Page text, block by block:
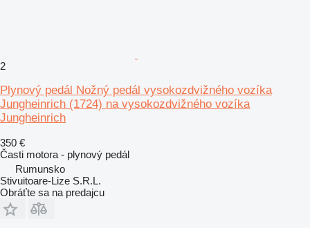
2
Plynový pedál Nožný pedál vysokozdvižného vozíka
Jungheinrich (1724) na vysokozdvižného vozíka
Jungheinrich
350 €
Časti motora - plynový pedál
Rumunsko
Stivuitoare-Lize S.R.L.
Obráťte sa na predajcu